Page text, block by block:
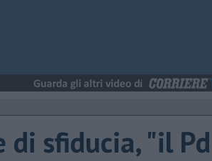
di sfiducia, "il